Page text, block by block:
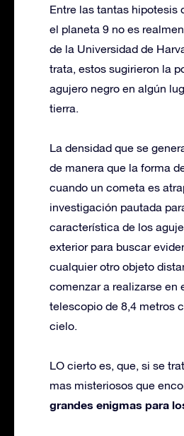
Entre las tantas hipotesis
el planeta 9 no es
de la Universidad de
trata, estos sugirieron la
agujero negro en algún
tierra.
La densidad que se
de manera que la forma
cuando un cometa es
investigación pautada
característica de los
exterior para buscar
cualquier otro objeto
comenzar a realizarse en
telescopio de 8,4 metros
cielo.
LO cierto es, que, si se
mas misteriosos que
grandes enigmas para